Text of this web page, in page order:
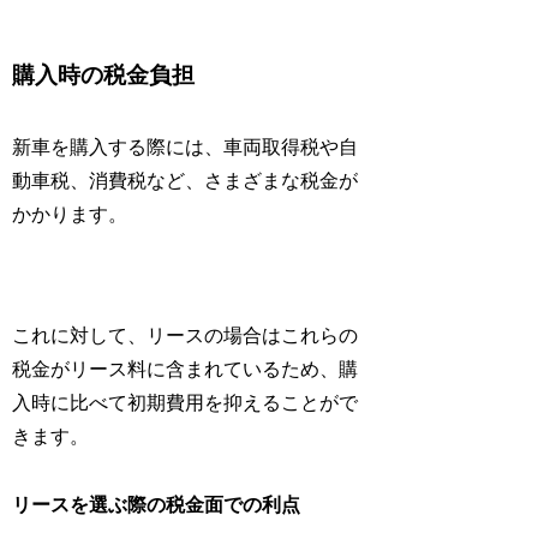
購入時の税金負担
新車を購入する際には、車両取得税や自
動車税、消費税など、さまざまな税金が
かかります。
これに対して、リースの場合はこれらの
税金がリース料に含まれているため、購
入時に比べて初期費用を抑えることがで
きます。
リースを選ぶ際の税金面での利点